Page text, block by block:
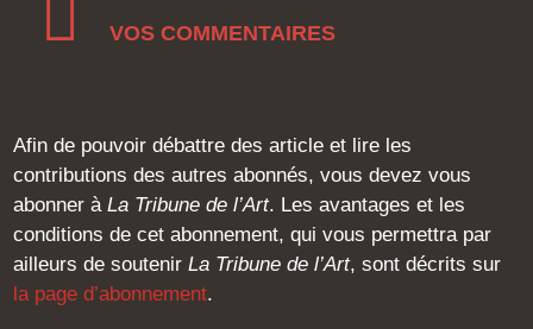
VOS COMMENTAIRES
Afin de pouvoir débattre des article et lire les
contributions des autres abonnés, vous devez vous
abonner àLa Tribune de l’Art. Les avantages et les
conditions de cet abonnement, qui vous permettra par
ailleurs de soutenirLa Tribune de l’Art, sont décrits sur
la page d’abonnement.